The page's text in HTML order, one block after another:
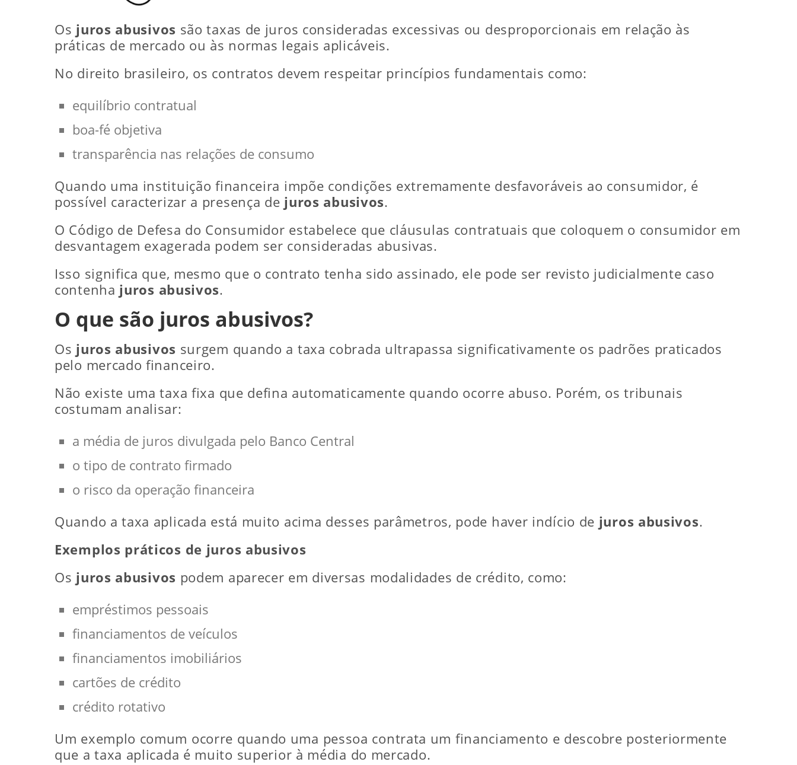
Os juros abusivos são taxas de juros consideradas excessivas ou desproporcionais em relação às
práticas de mercado ou às normas legais aplicáveis.
No direito brasileiro, os contratos devem respeitar princípios fundamentais como:
equilíbrio contratual
boa-fé objetiva
transparência nas relações de consumo
Quando uma instituição financeira impõe condições extremamente desfavoráveis ao consumidor, é
possível caracterizar a presença de juros abusivos.
O Código de Defesa do Consumidor estabelece que cláusulas contratuais que coloquem o consumidor em
desvantagem exagerada podem ser consideradas abusivas.
Isso significa que, mesmo que o contrato tenha sido assinado, ele pode ser revisto judicialmente caso
contenha juros abusivos.
O que são juros abusivos?
Os juros abusivos surgem quando a taxa cobrada ultrapassa significativamente os padrões praticados
pelo mercado financeiro.
Não existe uma taxa fixa que defina automaticamente quando ocorre abuso. Porém, os tribunais
costumam analisar:
a média de juros divulgada pelo Banco Central
o tipo de contrato firmado
o risco da operação financeira
Quando a taxa aplicada está muito acima desses parâmetros, pode haver indício de juros abusivos.
Exemplos práticos de juros abusivos
Os juros abusivos podem aparecer em diversas modalidades de crédito, como:
empréstimos pessoais
financiamentos de veículos
financiamentos imobiliários
cartões de crédito
crédito rotativo
Um exemplo comum ocorre quando uma pessoa contrata um financiamento e descobre posteriormente
que a taxa aplicada é muito superior à média do mercado.